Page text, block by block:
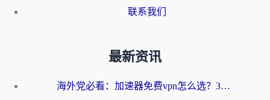
联系我们
最新资讯
海外党必看：加速器免费vpn怎么选？3步教你无缝访问国内资源